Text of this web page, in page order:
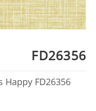
FD26356
Happy FD26356